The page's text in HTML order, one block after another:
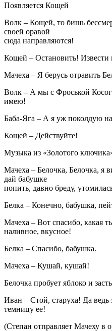
Появляется Кощей
Волк – Кощей, то бишь
своей оравой
сюда направляются!
Кощей – Остановить! Извести
Мачеха – Я берусь отравить
Волк – А мы с Фроськой
имею!
Баба-Яга – А я уж поколдую
Кощей – Действуйте!
Музыка из «Золотого
Мачеха – Белочка, Белочка, я
дай бабушке
попить, давно бреду,
Белка – Конечно, бабушка,
Мачеха – Вот спасибо, какая
наливное, вкусное!
Белка – Спасибо, бабушка.
Мачеха – Кушай, кушай!
Белочка пробует яблоко и
Иван – Стой, старуха! Да ведь
темницу ее!
(Степан отправляет Мачеху в